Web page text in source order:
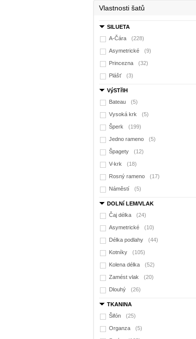
Vlastnosti šatů
SILUETA
A-Čára
(228)
Asymetrické (9)
Princezna (32)
Plášť (3)
VýSTřIH
Bateau
(5)
Vysoká krk (5)
Šperk (199)
Jedno rameno (5)
Špagety (12)
V-krk (18)
Rosný rameno (17)
Náměstí (5)
DOLNí LEM/VLAK
Čaj délka
(24)
Asymetrické (10)
Délka podlahy (44)
Kotníky (105)
Kolena délka (52)
Zamést vlak (20)
Dlouhý (26)
TKANINA
Šifón
(25)
Organza (5)